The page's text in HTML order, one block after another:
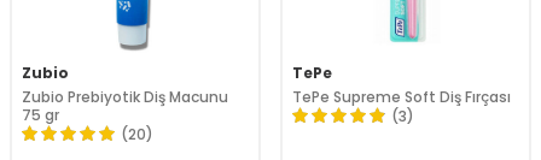
Zubio
Zubio Prebiyotik Diş Macunu
75 gr
(20)
TePe
TePe Supreme Soft Diş Fırçası
(3)